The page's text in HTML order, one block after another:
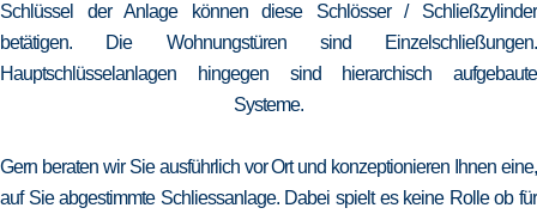
Schlüssel der Anlage können diese Schlösser / Schließzylinder
betätigen. Die Wohnungstüren sind Einzelschließungen.
Hauptschlüsselanlagen hingegen sind hierarchisch aufgebaute
Systeme.
Gern beraten wir Sie ausführlich vor Ort und konzeptionieren Ihnen eine,
auf Sie abgestimmte Schliessanlage. Dabei spielt es keine Rolle ob für